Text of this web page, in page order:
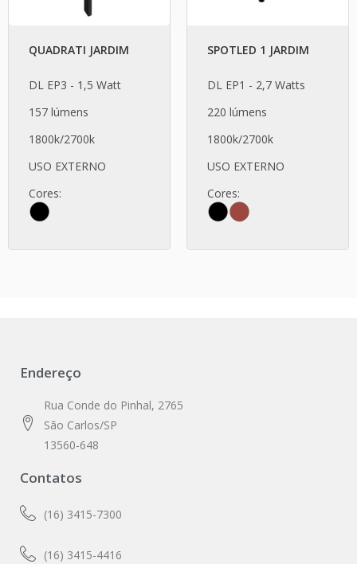
QUADRATI JARDIM
DL EP3 - 1,5 Watt
157 lúmens
1800k/2700k
USO EXTERNO
Cores:
SPOTLED 1 JARDIM
DL EP1 - 2,7 Watts
220 lúmens
1800k/2700k
USO EXTERNO
Cores:
Endereço
Rua Conde do Pinhal, 2765
São Carlos/SP
13560-648
Contatos
(16) 3415-7300
(16) 3415-4416